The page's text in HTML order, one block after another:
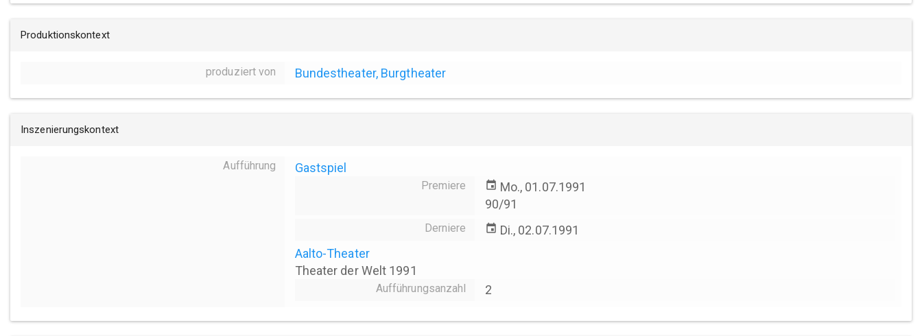
Produktionskontext
produziert von Bundestheater, Burgtheater
Inszenierungskontext
Aufführung Gastspiel
Premiere event Mo., 01.07.1991
90/91
Derniere event Di., 02.07.1991
Aalto-Theater
Theater der Welt 1991
Aufführungsanzahl 2